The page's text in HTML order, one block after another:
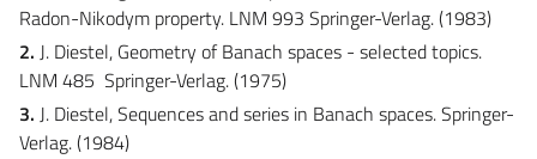
Radon-Nikodym property. LNM 993 Springer-Verlag. (1983)
2. J. Diestel, Geometry of Banach spaces - selected topics.
LNM 485 Springer-Verlag. (1975)
3. J. Diestel, Sequences and series in Banach spaces.Springer-
Verlag. (1984)